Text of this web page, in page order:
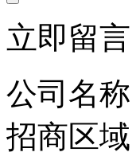
立即留
公司名称
招商区域